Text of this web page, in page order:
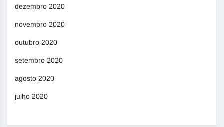
dezembro 2020
novembro 2020
outubro 2020
setembro 2020
agosto 2020
julho 2020